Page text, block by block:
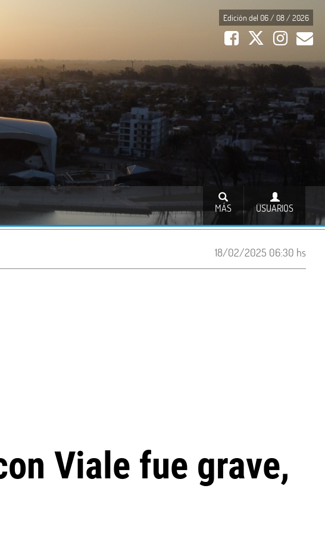
Edición del 06 / 08 / 2026
USUARIOS
MÁS
18/02/2025 06:30 hs
Viale fue grave,